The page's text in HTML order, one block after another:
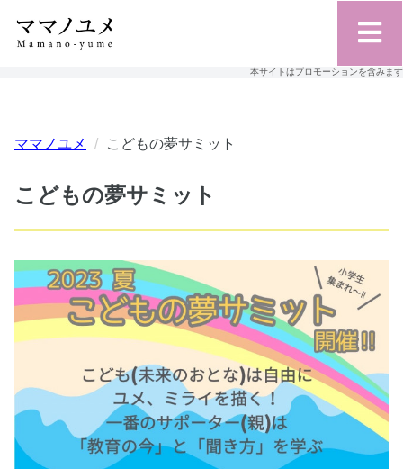
本サイトはプロモーションを含みます
ママノユメ こどもの夢サミット
こどもの夢サミット